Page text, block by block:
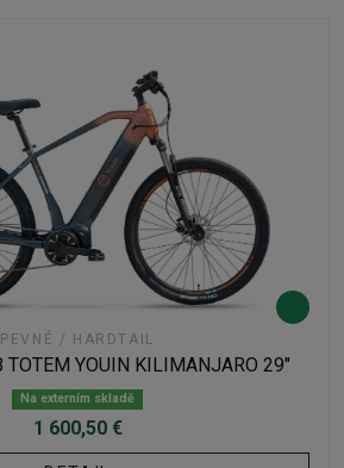
PEVNÉ / HARDTAIL
YOUIN KILIMANJARO 29"
Na externím skladě
1 600,50 €